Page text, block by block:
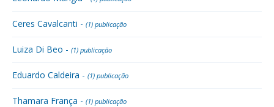
Ceres Cavalcanti - (1) publicação
Luiza Di Beo - (1) publicação
Eduardo Caldeira - (1) publicação
Thamara França - (1) publicação